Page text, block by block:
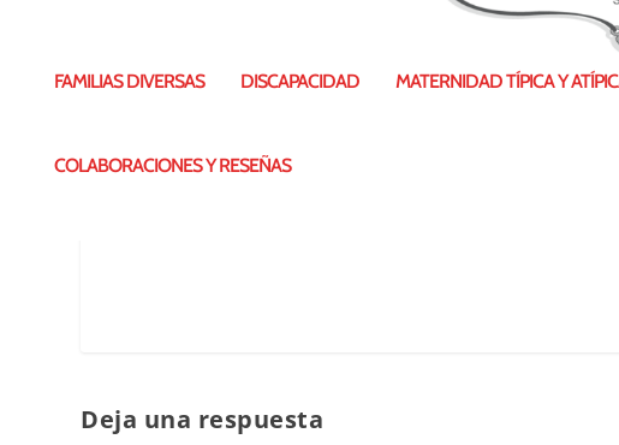
FAMILIAS DIVERSAS DISCAPACIDAD MATERNIDAD TÍPICA Y
COLABORACIONES Y RESEÑAS
Deja una respuesta